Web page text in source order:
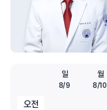
오전
일
8/9
월
8/10